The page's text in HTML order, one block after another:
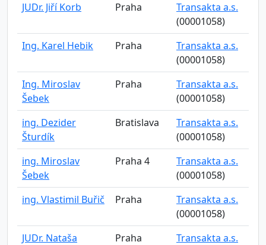
JUDr. Jiří Korb
Praha
Transakta a.s.
(00001058)
Ing. Karel Hebik
Praha
Transakta a.s.
(00001058)
Ing. Miroslav
Šebek
Praha
Transakta a.s.
(00001058)
ing. Dezider
Šturdík
Bratislava
Transakta a.s.
(00001058)
ing. Miroslav
Šebek
Praha 4
Transakta a.s.
(00001058)
ing. Vlastimil Buřič
Praha
Transakta a.s.
(00001058)
JUDr. Nataša
Praha
Transakta a.s.